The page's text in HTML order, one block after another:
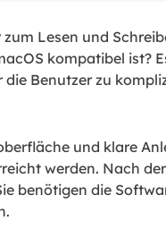
Lesen und
kompatibel ist?
Benutzer zu
und klare
werden. Nach
benötigen die